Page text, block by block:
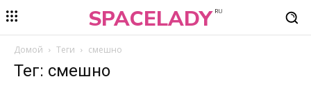
SPACELADY RU
Домой Теги смешно
Тег: смешно